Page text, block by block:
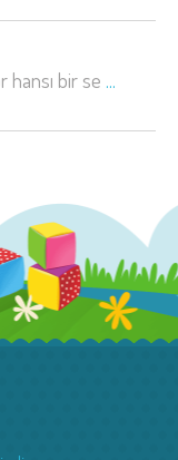
bir se ...